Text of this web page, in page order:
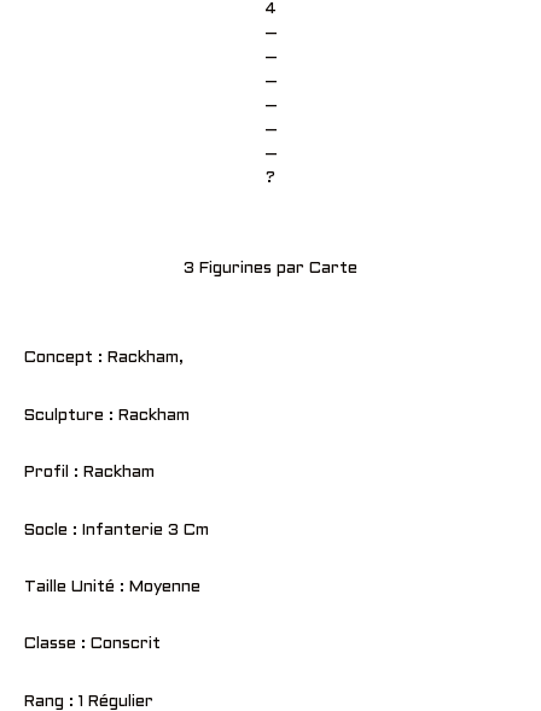
4
–
–
–
–
–
–
?
3 Figurines par Carte
Concept : Rackham,
Sculpture : Rackham
Profil : Rackham
Socle : Infanterie 3 Cm
Taille Unité : Moyenne
Classe : Conscrit
Rang : 1 Régulier